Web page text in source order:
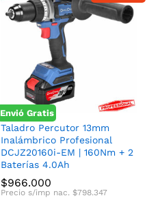
Envió Gratis
Taladro Percutor 13mm
Inalámbrico Profesional
DCJZ20160i-EM | 160Nm + 2
Baterías 4.0Ah
$966.000
Precio s/imp nac. $798.347